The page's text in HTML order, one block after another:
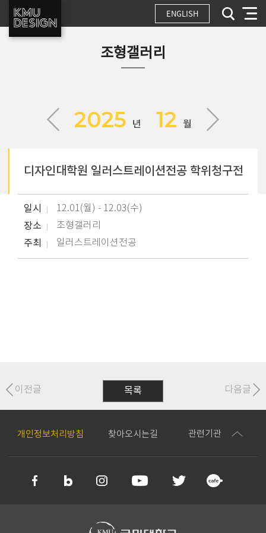
ENGLISH
조형갤러리
2025 년 12 월
디자인대학원 일러스트레이션전공 학위청구전
일시 12.01(월) - 12.03(수)
장소 조형갤러리
주최 일러스트레이션전공
목록
이전글 다음글
개인정보처리방침 찾아오시는길 관련기관